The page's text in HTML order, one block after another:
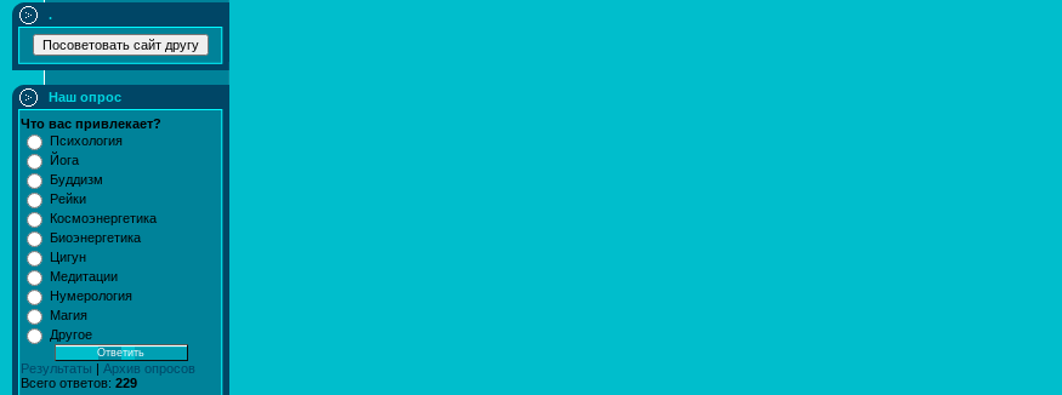
.
Наш опрос
Что вас привлекает?
Психология
Йога
Буддизм
Рейки
Космоэнергетика
Биоэнергетика
Цигун
Медитации
Нумерология
Магия
Другое
Результаты | Архив опросов
Всего ответов: 229